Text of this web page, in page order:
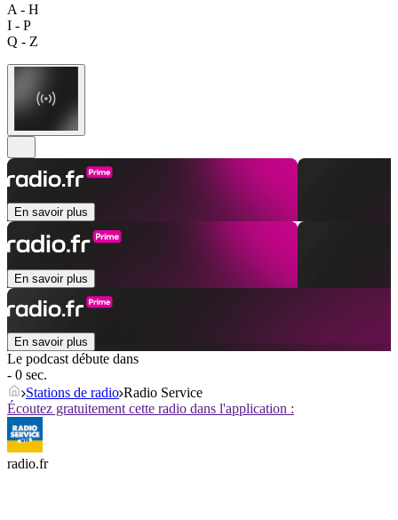
A - H
I - P
Q - Z
En savoir plus
En savoir plus
En savoir plus
Le podcast débute dans
- 0 sec.
Stations de radio Radio Service
Écoutez gratuitement cette radio dans l'application :
radio.fr